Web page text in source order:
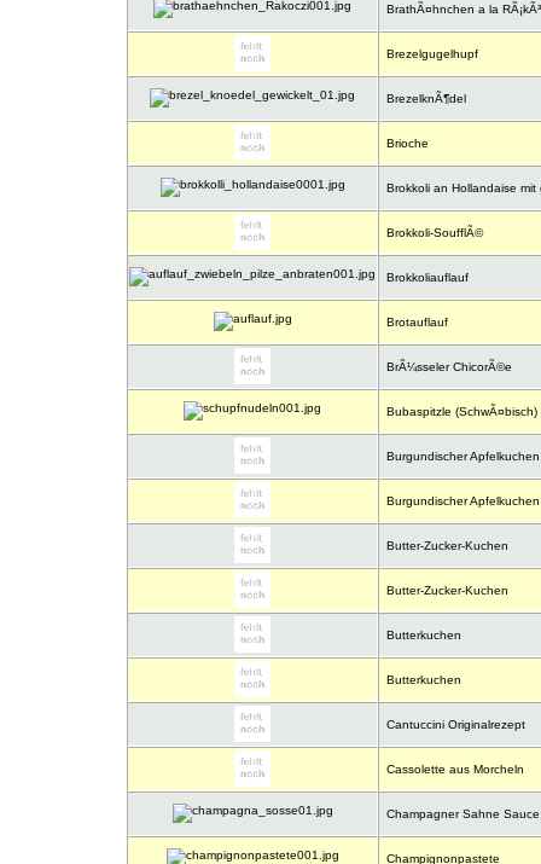
BrathÃ¤hnchen a la
Brezelgugelhupf
BrezelknÃ¶del
Brioche
Brokkoli an Hollandaise
Brokkoli-SoufflÃ©
Brokkoliauflauf
Brotauflauf
BrÃ¼sseler ChicorÃ©e
Bubaspitzle
Burgundischer Apfelkuchen
Burgundischer Apfelkuchen
Butter-Zucker-Kuchen
Butter-Zucker-Kuchen
Butterkuchen
Butterkuchen
Cantuccini Originalrezept
Cassolette aus Morcheln
Champagner Sahne Sauce
Champignonpastete